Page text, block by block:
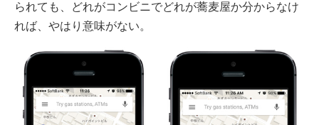
られても、どれがコンビニでどれが蕎麦屋か分からなけ
れば、やはり意味がない。